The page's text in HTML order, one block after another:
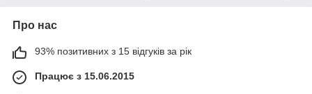
Про нас
93% позитивних з 15 відгуків за рік
Працює з 15.06.2015